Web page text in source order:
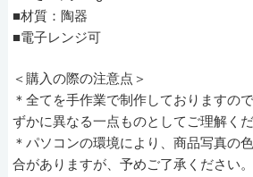
■材質：陶器
■電子レンジ可
＜購入の際の注意点＞
＊全てを手作業で制作しておりますの
ずかに異なる一点ものとしてご理解くだ
＊パソコンの環境により、商品写真の
合がありますが、予めご了承ください。